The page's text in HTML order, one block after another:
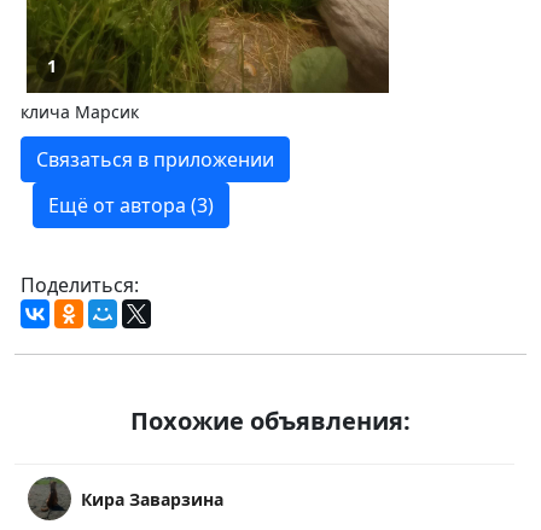
1
клича Марсик
Связаться в приложении
Ещё от автора (3)
Поделиться:
Похожие объявления:
Кира Заварзина